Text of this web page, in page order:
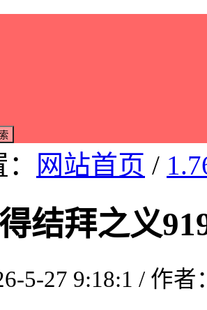
网站首页 /
结拜之义
5-27 9:18:1 / 作